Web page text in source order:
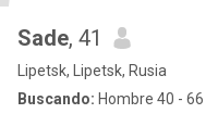
Sade, 41
Lipetsk, Lipetsk, Rusia
Buscando: Hombre 40 - 66